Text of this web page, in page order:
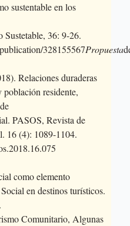
sustentable en los
Sustetable, 36: 9-26.
328155567Propuesta
Relaciones duraderas
residente,
PASOS, Revista de
16 (4): 1089-1104.
como elemento
en destinos turísticos.
Comunitario, Algunas